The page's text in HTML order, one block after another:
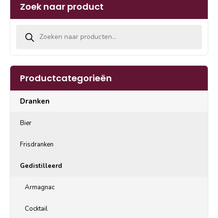
Zoek naar product
Productcategorieën
Dranken
Bier
Frisdranken
Gedistilleerd
Armagnac
Cocktail